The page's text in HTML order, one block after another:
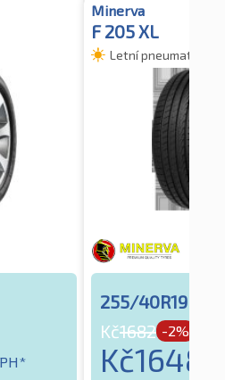
Minerva
F 205 XL
Letní pneumatiky
255/40R19
Kč1682 -2%
Kč1648